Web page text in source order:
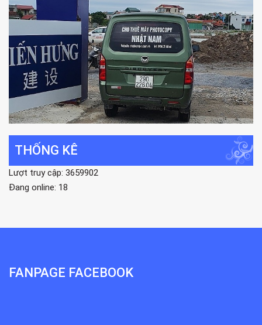
THỐNG KÊ
Lượt truy cập: 3659902
Đang online: 18
FANPAGE FACEBOOK